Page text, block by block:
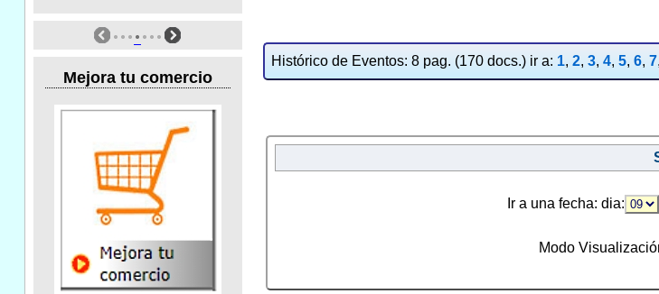
Mejora tu comercio
Histórico de Eventos: 8 pag. (170 docs.) ir a: 1, 2, 3, 4, 5, 6, 7,
Ir a una fecha: dia:
Modo